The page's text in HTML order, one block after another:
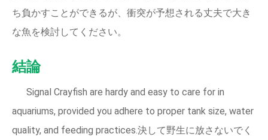
ち負かすことができるが、衝突が予想される丈夫で大き
な魚を検討してください。
結論
Signal Crayfish are hardy and easy to care for in
aquariums, provided you adhere to proper tank size, water
quality, and feeding practices.決して野生に放さないでく